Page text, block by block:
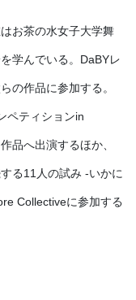
お茶の水女子大学舞
学んでいる。DaBYレ
の作品に参加する。
ペティションin
品へ出演するほか、
る11人の試み -いかに
Collectiveに参加する